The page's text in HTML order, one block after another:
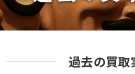
過去の買取